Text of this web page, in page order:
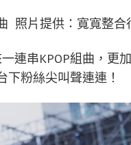
照片提供：寬寬整合
連串KPOP組曲，更
粉絲尖叫聲連連！